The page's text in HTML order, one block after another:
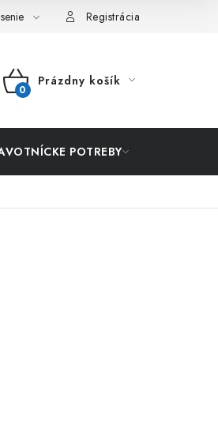
Registrácia
NÁKUPNÝ
Prázdny košík
POTREBY